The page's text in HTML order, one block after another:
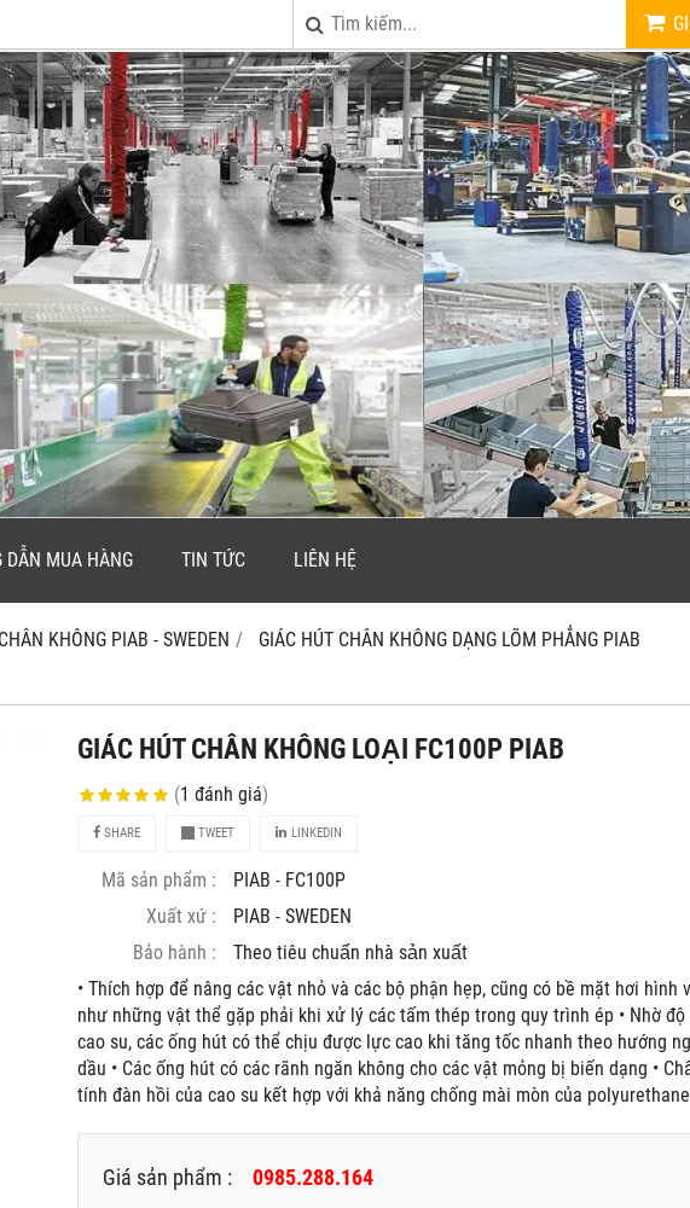
DẪN MUA HÀNG TIN TỨC LIÊN HỆ
KHÔNG PIAB - SWEDEN
GIÁC HÚT CHÂN KHÔNG DẠNG LÕM PHẲNG PIAB
GIÁC HÚT CHÂN KHÔNG LOẠI FC100P PIAB
(1đánh giá)
SHARE TWEET LINKEDIN
Mã sản phẩm :
PIAB - FC100P
Xuất xứ :
PIAB - SWEDEN
Bảo hành :
Theo tiêu chuẩn nhà sản xuất
• Thích hợp để nâng các vật nhỏ và các bộ phận hẹp, cũng có bề mặt hơi hình
như những vật thể gặp phải khi xử lý các tấm thép trong quy trình ép • Nhờ
cao su, các ống hút có thể chịu được lực cao khi tăng tốc nhanh theo hướng
dầu • Các ống hút có các rãnh ngăn không cho các vật mỏng bị biến dạng •
tính đàn hồi của cao su kết hợp với khả năng chống mài mòn của polyurethane
Giá sản phẩm : 0985.288.164